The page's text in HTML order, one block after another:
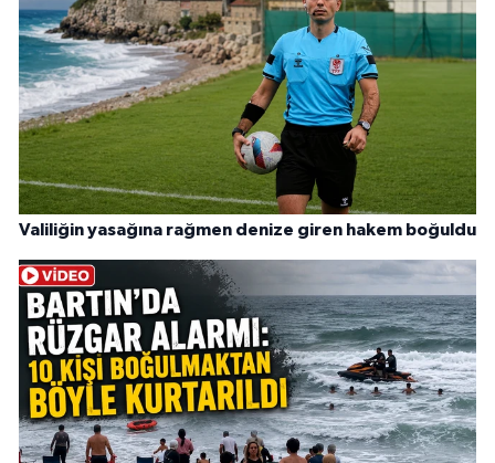
Valiliğin yasağına rağmen denize giren hakem boğuldu